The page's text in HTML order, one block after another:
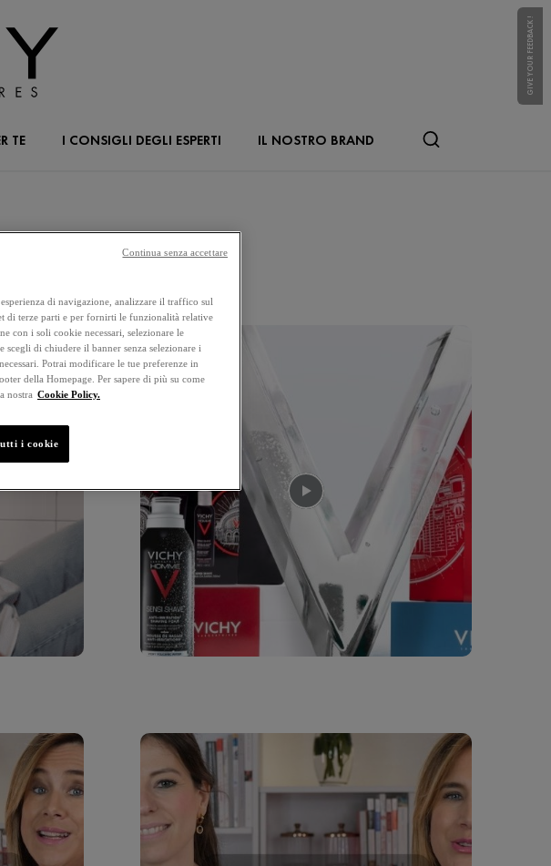
TE I CONSIGLI DEGLI ESPERTI IL NOSTRO BRAND
GIVE YOUR FEEDBACK !
di navigazione, analizzare il traffico sul
di terze parti e per fornirti le funzionalità relative
con i soli cookie necessari, selezionare le
di chiudere il banner senza selezionare i
Potrai modificare le tue preferenze in
della Homepage. Per sapere di più su come
nostra Cookie Policy.
i cookie
Continua senza accettare